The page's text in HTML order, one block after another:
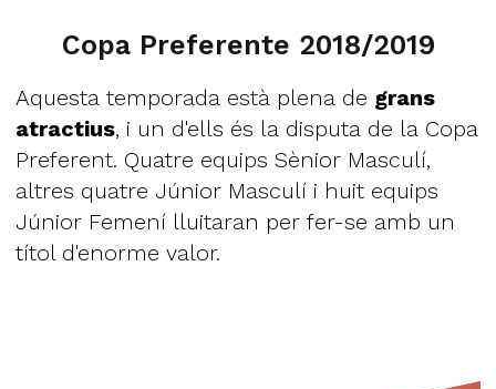
Copa Preferente 2018/2019
Aquesta temporada està plena de grans
atractius, i un d'ells és la disputa de la Copa
Preferent. Quatre equips Sènior Masculí,
altres quatre Júnior Masculí i huit equips
Júnior Femení lluitaran per fer-se amb un
títol d'enorme valor.